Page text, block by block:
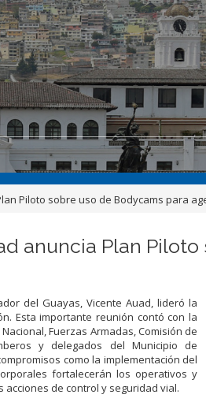
Piloto sobre uso de Bodycams para
anuncia Plan
del Guayas, Vicente Auad, lideró la
Esta importante reunión contó con la
Fuerzas Armadas, Comisión de
y delegados del Municipio de
como la implementación del
fortalecerán los operativos y
de control y seguridad vial.